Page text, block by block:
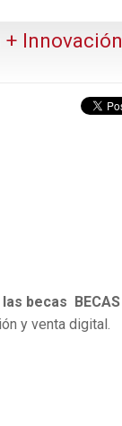
+ Innovación
becas BECAS
y venta digital.